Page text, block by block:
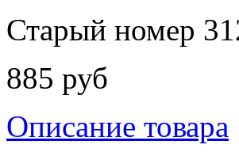
Старый номер
885 руб
Описание товара